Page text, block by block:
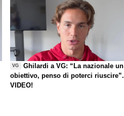
VG
Ghilardi a VG: “La nazionale un
obiettivo, penso di poterci riuscire”.
VIDEO!